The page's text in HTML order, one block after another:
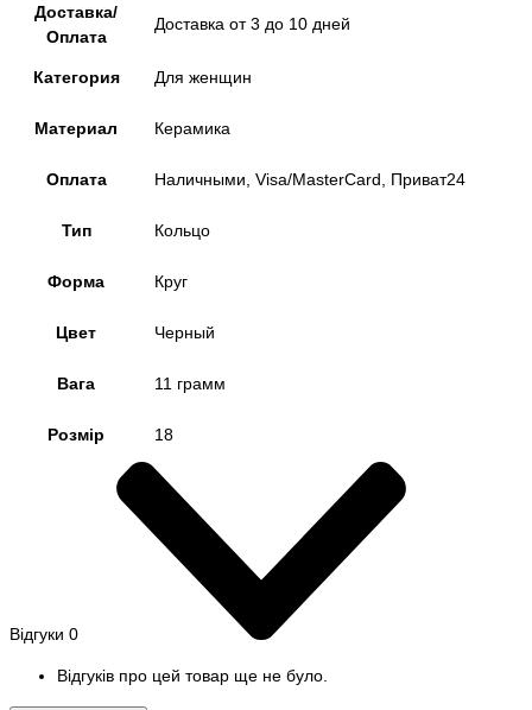
Доставка/
Оплата
Доставка от 3 до 10 дней
Категория Для женщин
Материал Керамика
Оплата Наличными, Visa/MasterCard, Приват24
Тип Кольцо
Форма Круг
Цвет Черный
Вага 11 грамм
Розмір 18
Відгуки 0
Відгуків про цей товар ще не було.